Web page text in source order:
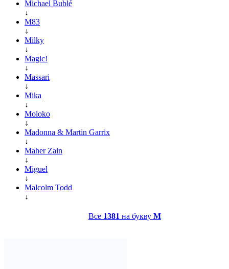
Michael Bublé
↓
M83
↓
Milky
↓
Magic!
↓
Massari
↓
Mika
↓
Moloko
↓
Madonna & Martin Garrix
↓
Maher Zain
↓
Miguel
↓
Malcolm Todd
↓
Все 1381 на букву M